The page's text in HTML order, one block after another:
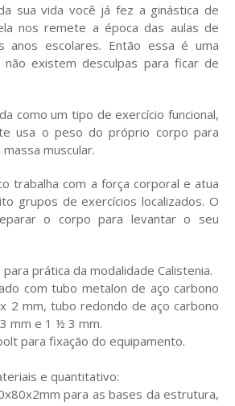
sua vida você já fez a ginástica de
nos remete a época das aulas de
anos escolares. Então essa é uma
existem desculpas para ficar de
como um tipo de exercício funcional,
usa o peso do próprio corpo para
muscular.
trabalha com a força corporal e atua
grupos de exercícios localizados. O
o corpo para levantar o seu
prática da modalidade Calistenia.
com tubo metalon de aço carbono
2 mm, tubo redondo de aço carbono
mm e 1 ½ 3 mm.
para fixação do equipamento.
e quantitativo:
para as bases da estrutura,